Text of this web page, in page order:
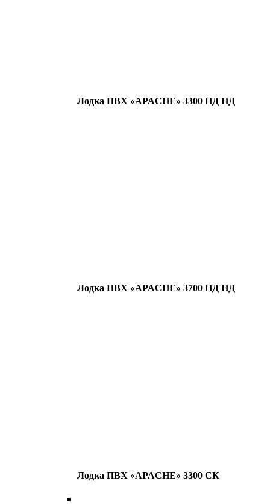
Лодка ПВХ «APACHE» 3300 НД НД
Лодка ПВХ «APACHE» 3700 НД НД
Лодка ПВХ «APACHE» 3300 СК